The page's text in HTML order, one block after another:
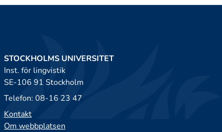
STOCKHOLMS UNIVERSITET
Inst. för lingvistik
SE-106 91 Stockholm
Telefon: 08-16 23 47
Kontakt
Om webbplatsen